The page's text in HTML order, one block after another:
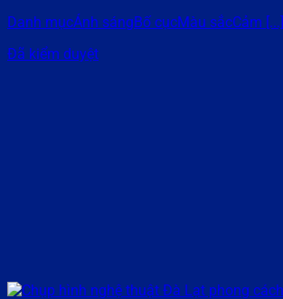
Danh mụcÁnh sángBố cụcMàu sắcCảm [...]
Đã kiểm duyệt